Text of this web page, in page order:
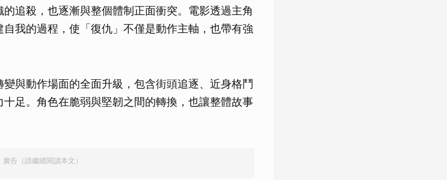
追殺，也逐漸與整個體制正面衝突。電影透過主角
我的過程，使「復仇」不僅是動作主軸，也帶有強
與動作場面的全面升級，包含街頭追逐、近身格鬥
足。角色在脆弱與堅韌之間的轉換，也讓整體故事
廣告（請繼續閱讀本文）